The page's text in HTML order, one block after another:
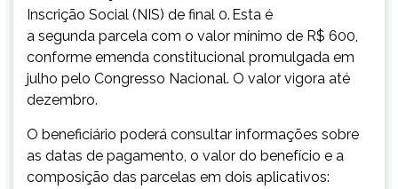
Inscrição Social (NIS) de final 0. Esta é
a segunda parcela com o valor mínimo de R$ 600,
conforme emenda constitucional promulgada em
julho pelo Congresso Nacional. O valor vigora até
dezembro.
O beneficiário poderá consultar informações sobre
as datas de pagamento, o valor do benefício e a
composição das parcelas em dois aplicativos: